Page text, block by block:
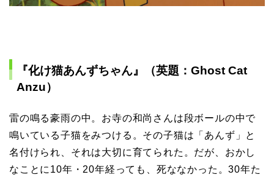
『化け猫あんずちゃん』（英題：Ghost Cat
Anzu）
雷の鳴る豪雨の中。お寺の和尚さんは段ボールの中で
鳴いている子猫をみつける。その子猫は「あんず」と
名付けられ、それは大切に育てられた。だが、おかし
なことに10年・20年経っても、死ななかった。30年た